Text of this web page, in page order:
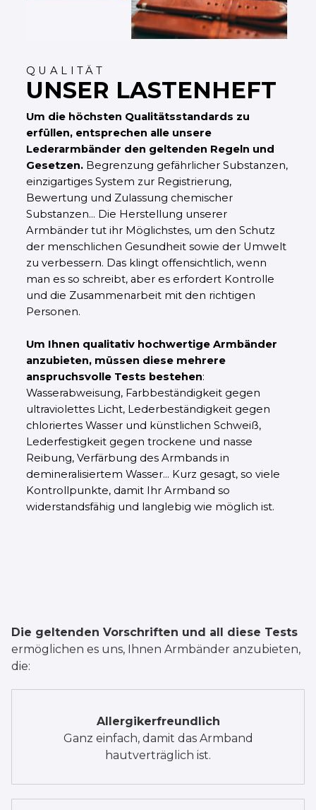
QUALITÄT
UNSER LASTENHEFT
Um die höchsten Qualitätsstandards zu
erfüllen, entsprechen alle unsere
Lederarmbänder den geltenden Regeln und
Gesetzen. Begrenzung gefährlicher Substanzen,
einzigartiges System zur Registrierung,
Bewertung und Zulassung chemischer
Substanzen... Die Herstellung unserer
Armbänder tut ihr Möglichstes, um den Schutz
der menschlichen Gesundheit sowie der Umwelt
zu verbessern. Das klingt offensichtlich, wenn
man es so schreibt, aber es erfordert Kontrolle
und die Zusammenarbeit mit den richtigen
Personen.
Um Ihnen qualitativ hochwertige Armbänder
anzubieten, müssen diese mehrere
anspruchsvolle Tests bestehen:
Wasserabweisung, Farbbeständigkeit gegen
ultraviolettes Licht, Lederbeständigkeit gegen
chloriertes Wasser und künstlichen Schweiß,
Lederfestigkeit gegen trockene und nasse
Reibung, Verfärbung des Armbands in
demineralisiertem Wasser... Kurz gesagt, so viele
Kontrollpunkte, damit Ihr Armband so
widerstandsfähig und langlebig wie möglich ist.
Die geltenden Vorschriften und all diese Tests
ermöglichen es uns, Ihnen Armbänder anzubieten,
die:
Allergikerfreundlich
Ganz einfach, damit das Armband
hautverträglich ist.